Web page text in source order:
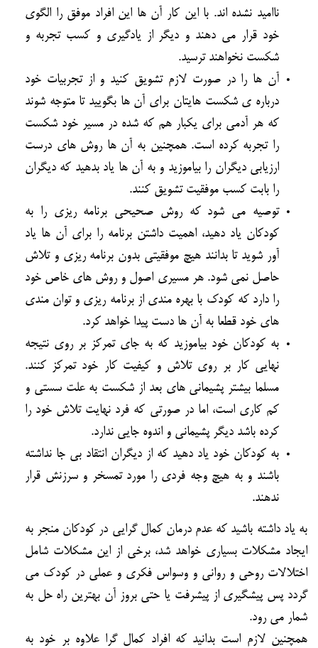
ناامید نشده اند. با این کار آن ها این افراد موفق را الگوی
خود قرار می دهند و دیگر از یادگیری و کسب تجربه و
شکست نخواهند ترسید.
آن ها را در صورت لازم تشویق کنید و از تجربیات خود
درباره ی شکست هایتان برای آن ها بگویید تا متوجه شوند
که هر آدمی برای یکبار هم که شده در مسیر خود شکست
را تجربه کرده است. همچنین به آن ها روش های درست
ارزیابی دیگران را بیاموزید و به آن ها یاد بدهید که دیگران
را بابت کسب موفقیت تشویق کنند.
توصیه می شود که روش صحیحی برنامه ریزی را به
کودکان یاد دهید، اهمیت داشتن برنامه را برای آن ها یاد
آور شوید تا بدانند هیچ موفقیتی بدون برنامه ریزی و تلاش
حاصل نمی شود. هر مسیری اصول و روش های خاص خود
را دارد که کودک با بهره مندی از برنامه ریزی و توان مندی
های خود قطعا به آن ها دست پیدا خواهد کرد.
به کودکان خود بیاموزید که به جای تمرکز بر روی نتیجه
نهایی کار بر روی تلاش و کیفیت کار خود تمرکز کنند.
مسلما بیشتر پشیمانی های بعد از شکست به علت سستی و
کم کاری است، اما در صورتی که فرد نهایت تلاش خود را
کرده باشد دیگر پشیمانی و اندوه جایی ندارد.
به کودکان خود یاد دهید که از دیگران انتقاد بی جا نداشته
باشند و به هیچ وجه فردی را مورد تمسخر و سرزنش قرار
ندهند.
به یاد داشته باشید که عدم درمان کمال گرایی در کودکان منجر به
ایجاد مشکلات بسیاری خواهد شد، برخی از این مشکلات شامل
اختلالات روحی و روانی و وسواس فکری و عملی در کودک می
گردد پس پیشگیری از پیشرفت یا حتی بروز آن بهترین راه حل به
شمار می رود.
همچنین لازم است بدانید که افراد کمال گرا علاوه بر خود به